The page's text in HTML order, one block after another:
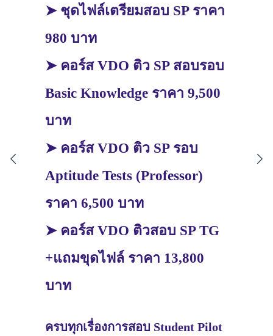
➤ ชุดไฟล์เตรียมสอบ SP ราคา
980 บาท
➤ คอร์ส VDO ติว SP สอบรอบ
Basic Knowledge ราคา 9,500
บาท
➤ คอร์ส VDO ติว SP รอบ
Aptitude Tests (Professor)
ราคา 6,500 บาท
➤ คอร์ส VDO ติวสอบ SP TG
+แถมขุดไฟล์ ราคา 13,800
บาท
ครบทุกเรื่องการสอบ Student Pilot